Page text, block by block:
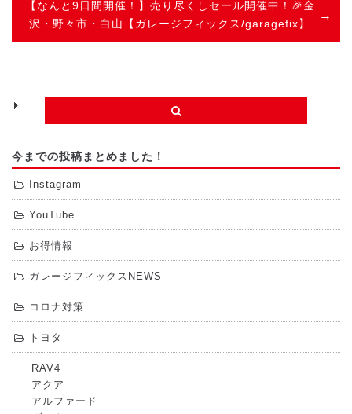
【なんと9日間開催！】売り尽くしセール開催中！🎉金
沢・野々市・白山【ガレージフィックス/garagefix】
今までの投稿まとめました！
Instagram
YouTube
お得情報
ガレージフィックスNEWS
コロナ対策
トヨタ
RAV4
アクア
アルファード